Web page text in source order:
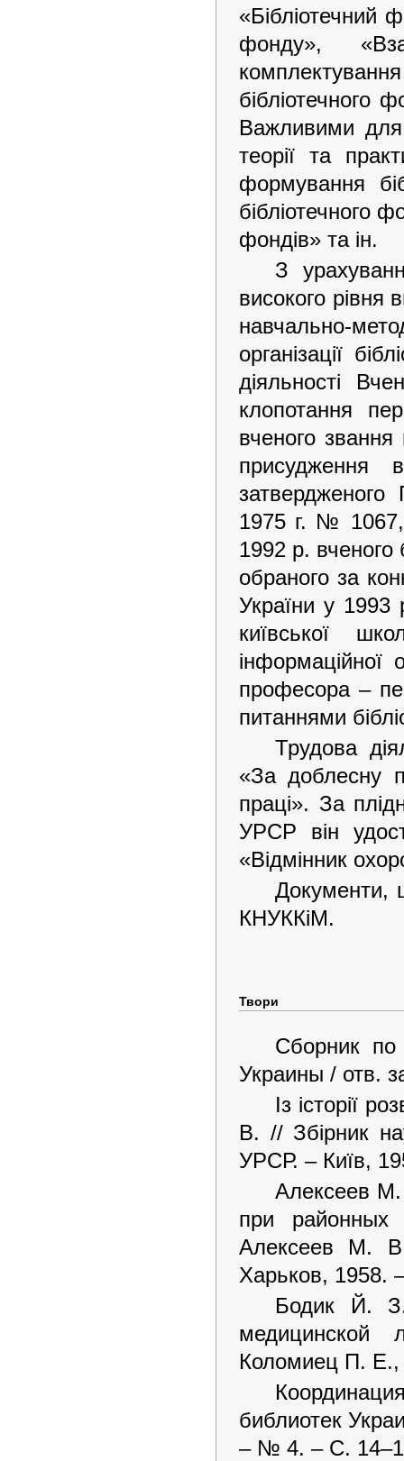
«Бібліотечний
фонду»,
бібліотечного
Важливими
теорії та
формування
бібліотечного
фондів» та ін.
З
високого рівня
навчально-
організації
діяльності
клопотання
вченого
присудження
1975 г. № 1067,
1992 р.
обраного за
України у 1993
київської
інформаційної
професора –
питаннями
Трудова
«За доблесну
праці». За
УРСР він
«Відмінник
Документи,
КНУККіМ.
Твори
Сборник
Украины / отв.
Із історії
В. // Збірник
УРСР. – Київ,
Алексеев М.
при районных
Алексеев М.
Харьков, 1958.
Бодик Й. З.
Коломиец П.
библиотек
– № 4. – С.